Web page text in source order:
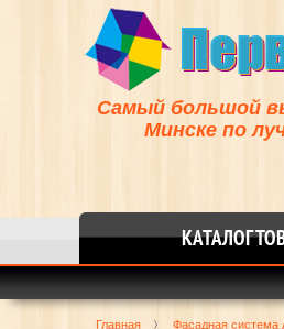
Самый большой
Минске по
КАТАЛОГ
Главная Фасадная система